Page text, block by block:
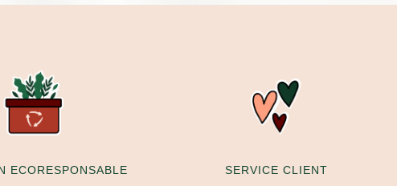
ECORESPONSABLE SERVICE CLIENT